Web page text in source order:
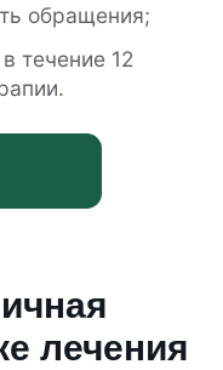
обращения;
течение 12
лечения